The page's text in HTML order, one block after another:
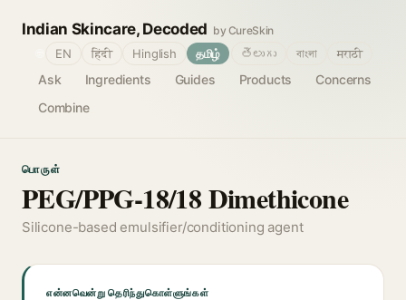
Indian Skincare, Decoded by CureSkin
Ask Ingredients Guides Products
Concerns
Combine
EN हिंदी Hinglish தமிழ் తెలుగు বাংলা मराठी
பொருள்
PEG/PPG-18/18 Dimethicone
Silicone-based emulsifier/conditioning agent
என்னவென்று தெரிந்துகொள்ளுங்கள்